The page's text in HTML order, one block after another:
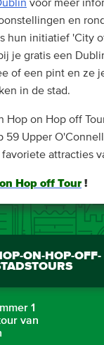
voor meer
en
hun initiatief 'City
je gratis een
of een pint en ze
in de stad.
Hop on Hop off
59 Upper
attracties
Hop off Tour !
ON-HOP-OFF-
1
van